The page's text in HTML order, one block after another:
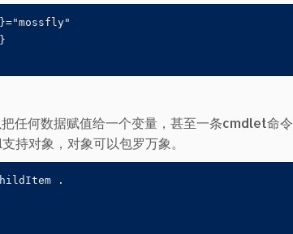
任何数据赋值给一个变量，甚至一条cmdlet命令
持对象，对象可以包罗万象。
.